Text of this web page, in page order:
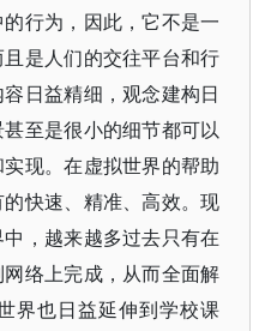
行为，因此，它不是一
是人们的交往平台和行
日益精细，观念建构日
至是很小的细节都可以
现。在虚拟世界的帮助
快速、精准、高效。现
，越来越多过去只有在
络上完成，从而全面解
界也日益延伸到学校课